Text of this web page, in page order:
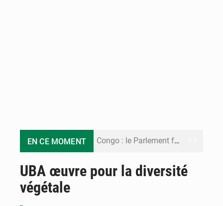
EN CE MOMENT Congo : le Parlement formule 28 recommandations sur le Cadre budgétaire 2027-2029
UBA œuvre pour la diversité
végétale